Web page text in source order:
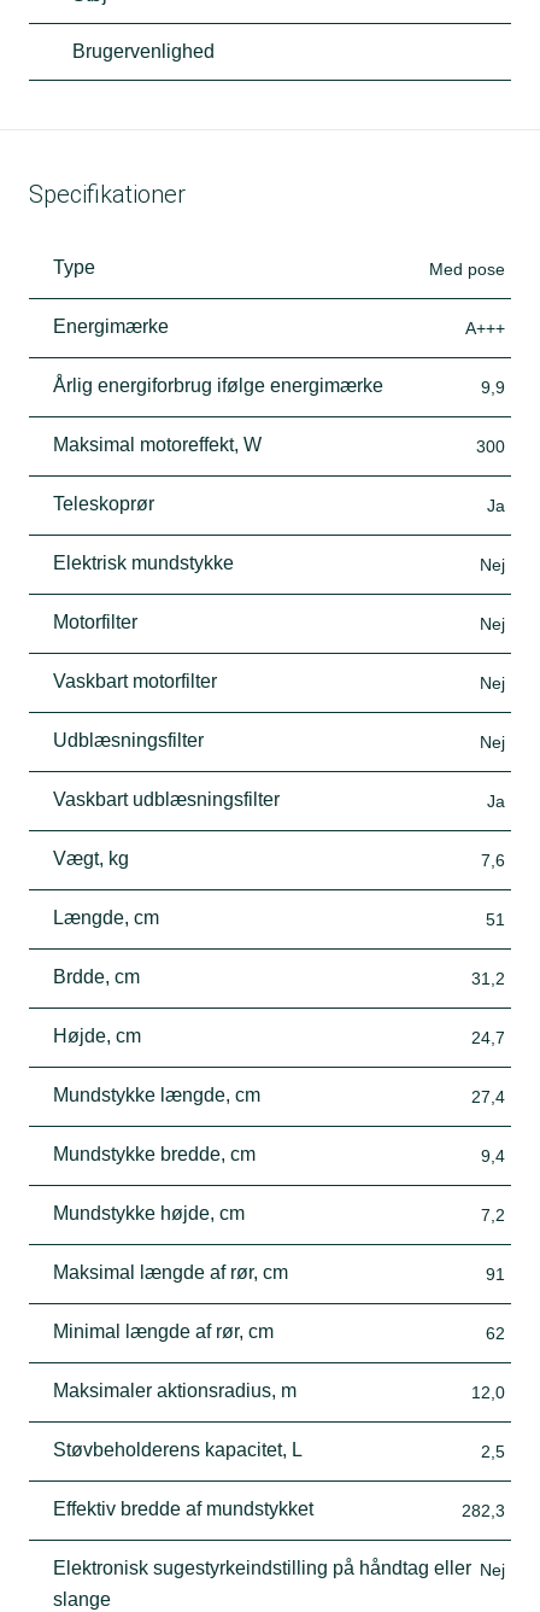
Brugervenlighed
Specifikationer
Type Med pose
Energimærke A+++
Årlig energiforbrug ifølge energimærke 9,9
Maksimal motoreffekt, W 300
Teleskoprør Ja
Elektrisk mundstykke Nej
Motorfilter Nej
Vaskbart motorfilter Nej
Udblæsningsfilter Nej
Vaskbart udblæsningsfilter Ja
Vægt, kg 7,6
Længde, cm 51
Brdde, cm 31,2
Højde, cm 24,7
Mundstykke længde, cm 27,4
Mundstykke bredde, cm 9,4
Mundstykke højde, cm 7,2
Maksimal længde af rør, cm 91
Minimal længde af rør, cm 62
Maksimaler aktionsradius, m 12,0
Støvbeholderens kapacitet, L 2,5
Effektiv bredde af mundstykket 282,3
Elektronisk sugestyrkeindstilling på håndtag eller
slange
Nej